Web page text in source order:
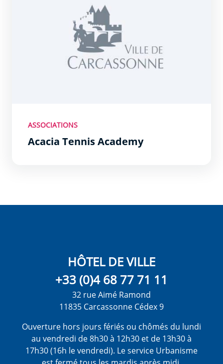
ASSOCIATIONS
Acacia Tennis Academy
HÔTEL DE VILLE
+33 (0)4 68 77 71 11
32 rue Aimé Ramond
11835 Carcassonne Cédex 9
Ouverture hors jours fériés ou chômés du lundi
au vendredi de 8h30 à 12h30 et de 13h30 à
17h30 (16h le vendredi). Le service Urbanisme